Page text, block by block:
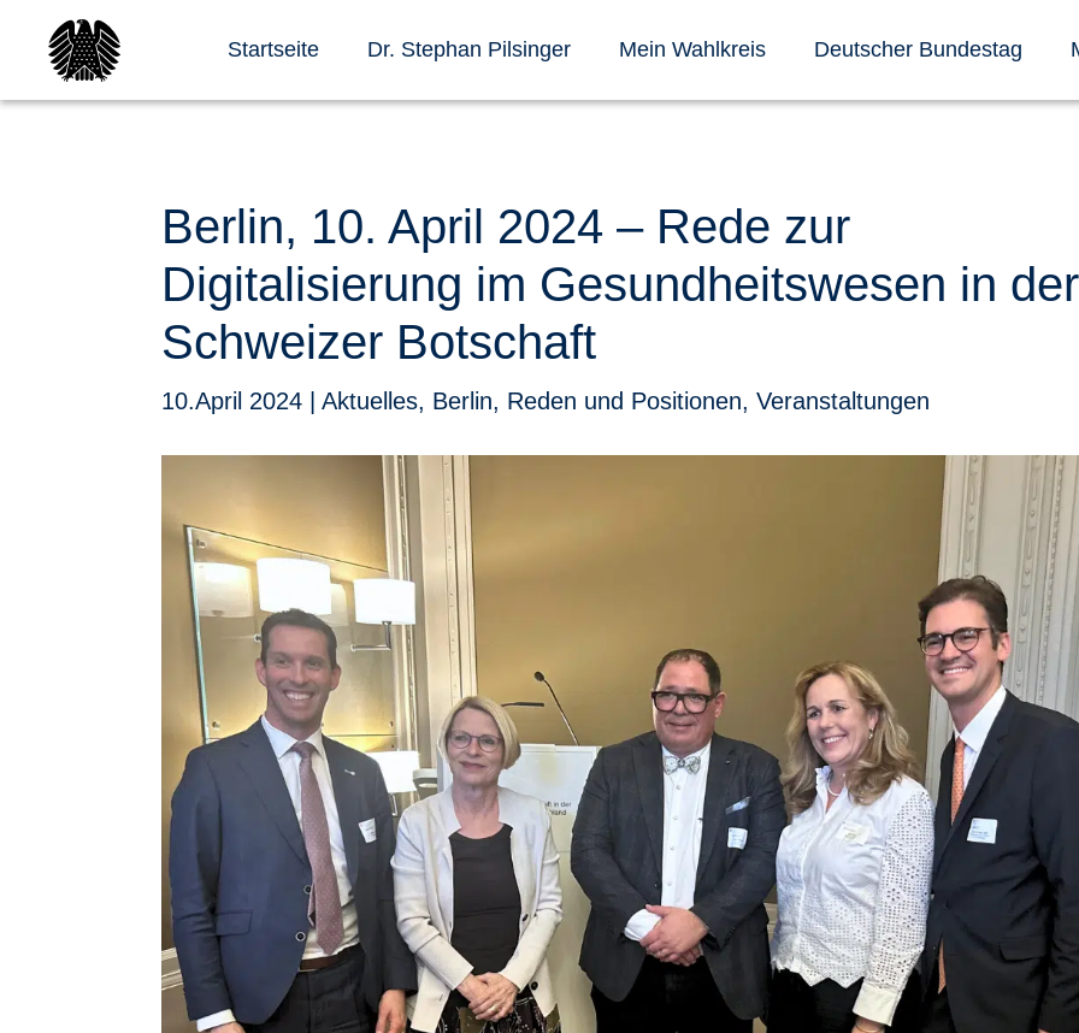
Startseite Dr. Stephan Pilsinger Mein Wahlkreis Deutscher Bundestag
Berlin, 10. April 2024 – Rede zur
Digitalisierung im Gesundheitswesen in der
Schweizer Botschaft
10.April 2024 |Aktuelles, Berlin, Reden und Positionen,Veranstaltungen